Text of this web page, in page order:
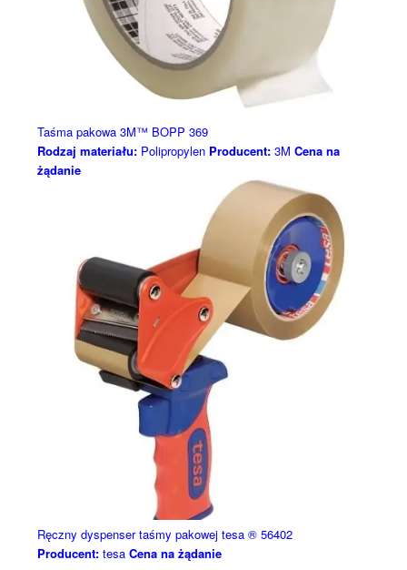
Taśma pakowa 3M™ BOPP 369
Rodzaj materiału:Polipropylen Producent:3M Cena na
żądanie
Ręczny dyspenser taśmy pakowej tesa ® 56402
Producent:tesa Cena na żądanie